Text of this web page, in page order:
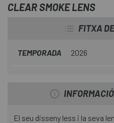
CLEAR SMOKE LENS
FITXA
TEMPORADA 2026
El seu disseny less i la seva